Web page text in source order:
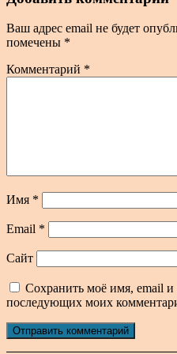
Ваш адрес email не будет
помечены *
Комментарий *
Имя *
Email *
Сайт
Сохранить моё имя, email и
последующих моих